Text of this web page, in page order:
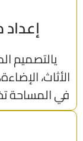
يالتصميم
الأثاث،
في المساحة